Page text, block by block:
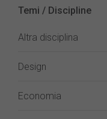
Temi / Discipline
Altra disciplina
Design
Economia